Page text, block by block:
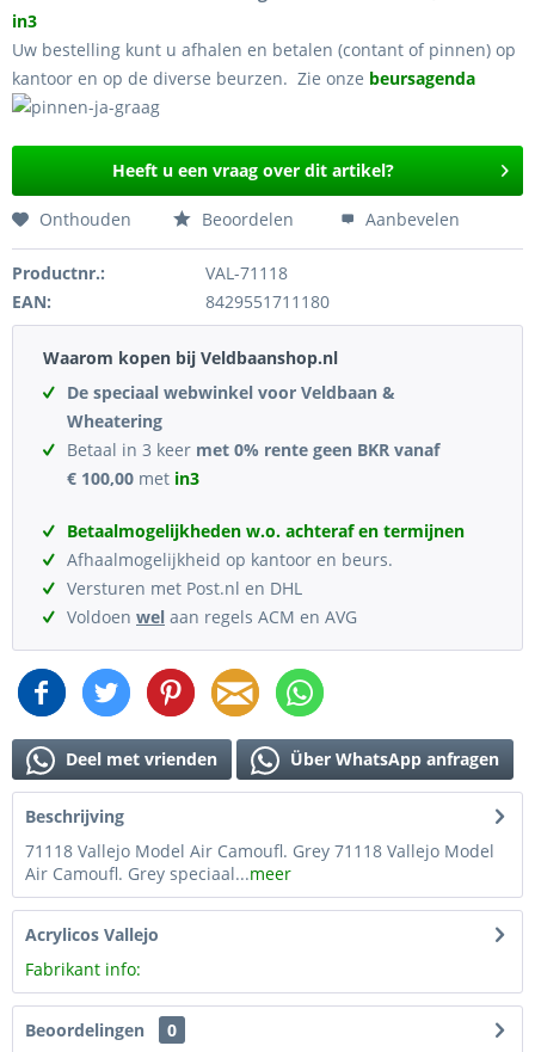
in3
Uw bestelling kunt u afhalen en betalen (contant of pinnen) op
kantoor en op de diverse beurzen. Zie onze beursagenda
Heeft u een vraag over dit artikel?
Onthouden Beoordelen Aanbevelen
Productnr.:
VAL-71118
EAN:
8429551711180
Waarom kopen bij Veldbaanshop.nl
De speciaal webwinkel voor Veldbaan &
Wheatering
Betaal in 3 keer met 0% rente geen BKR vanaf
€ 100,00 met in3
Betaalmogelijkheden w.o. achteraf en termijnen
Afhaalmogelijkheid op kantoor en beurs.
Versturen met Post.nl en DHL
Voldoen wel aan regels ACM en AVG
Deel met vrienden Über WhatsApp anfragen
Beschrijving
71118 Vallejo Model Air Camoufl. Grey 71118 Vallejo Model
Air Camoufl. Grey speciaal...meer
Acrylicos Vallejo
Fabrikant info:
Beoordelingen
0